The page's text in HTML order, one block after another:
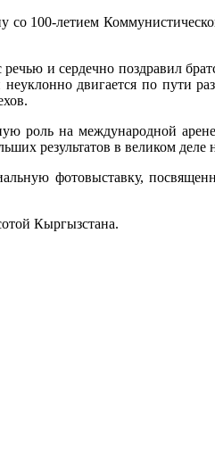
со 100-летием
и сердечно поздравил
двигается по пути
роль на международной
результатов в великом деле
фотовыставку,
Кыргызстана.